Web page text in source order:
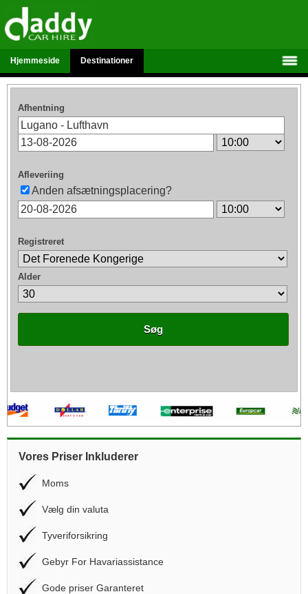
Hjemmeside Destinationer
Afhentning
Afleveriing
Anden afsætningsplacering?
Registreret
Alder
Søg
Vores Priser Inkluderer
Moms
Vælg din valuta
Tyveriforsikring
Gebyr For Havariassistance
Gode priser Garanteret